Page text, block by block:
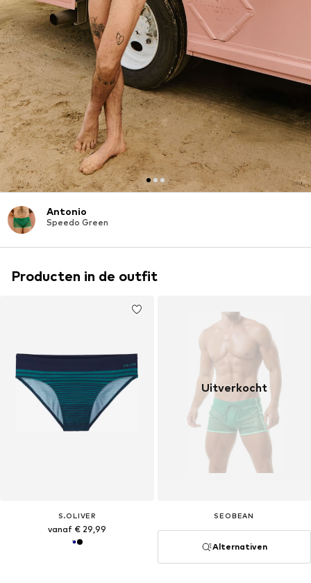
Antonio
Speedo Green
Producten in de outfit
S.OLIVER
vanaf € 29,99
Uitverkocht
SEOBEAN
Alternativen